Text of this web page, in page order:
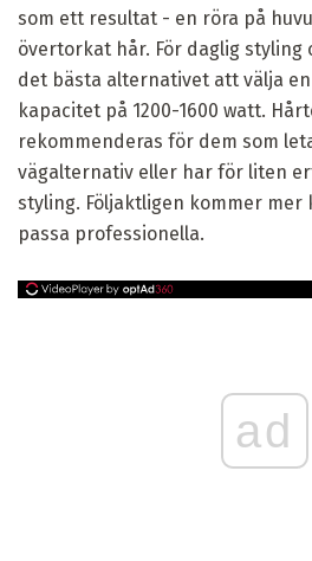
som ett resultat - en röra på
övertorkat hår. För daglig styling
det bästa alternativet att välja
kapacitet på 1200-1600 watt.
rekommenderas för dem som
vägalternativ eller har för liten
styling. Följaktligen kommer
passa professionella.
ad